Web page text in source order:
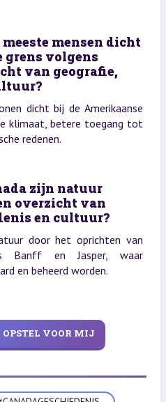
mensen dicht
grens volgens
van geografie,
dicht bij de Amerikaanse
klimaat, betere toegang tot
redenen.
zijn natuur
overzicht van
en cultuur?
door het oprichten van
Banff en Jasper, waar
en beheerd worden.
VOOR MIJ